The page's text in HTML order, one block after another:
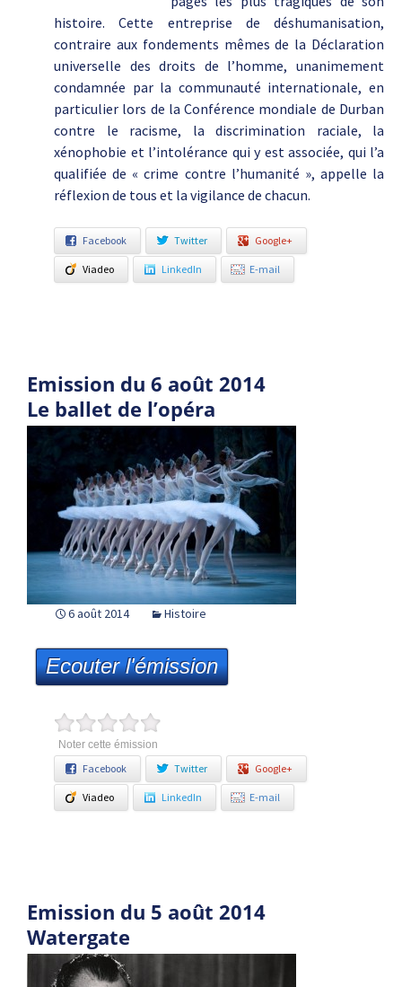
histoire. Cette entreprise de déshumanisation,
contraire aux fondements mêmes de la Déclaration
universelle des droits de l’homme, unanimement
condamnée par la communauté internationale, en
particulier lors de la Conférence mondiale de Durban
contre le racisme, la discrimination raciale, la
xénophobie et l’intolérance qui y est associée, qui l’a
qualifiée de « crime contre l’humanité », appelle la
réflexion de tous et la vigilance de chacun.
Facebook Twitter Google+
Viadeo LinkedIn E-mail
Emission du 6 août 2014
Le ballet de l’opéra
6 août 2014 Histoire
Ecouter l'émission
Noter cette émission
Facebook Twitter Google+
Viadeo LinkedIn E-mail
Emission du 5 août 2014
Watergate